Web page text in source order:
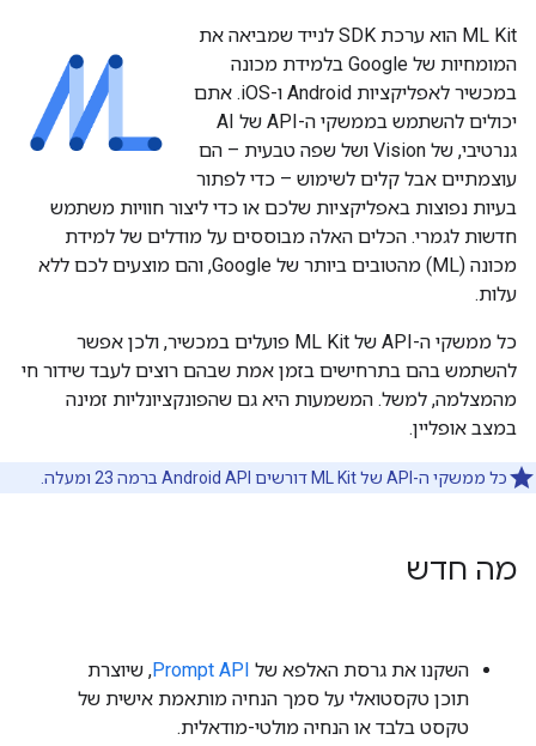
‫ML Kit הוא ערכת SDK לנייד שמביאה את
המומחיות של Google בלמידת מכונה
במכשיר לאפליקציות Android ו-iOS. אתם
יכולים להשתמש בממשקי ה-API של AI
גנרטיבי, של Vision ושל שפה טבעית – הם
עוצמתיים אבל קלים לשימוש – כדי לפתור
בעיות נפוצות באפליקציות שלכם או כדי ליצור חוויות משתמש
חדשות לגמרי. הכלים האלה מבוססים על מודלים של למידת
מכונה (ML) מהטובים ביותר של Google, והם מוצעים לכם ללא
עלות.
כל ממשקי ה-API של ML Kit פועלים במכשיר, ולכן אפשר
להשתמש בהם בתרחישים בזמן אמת שבהם רוצים לעבד שידור חי
מהמצלמה, למשל. המשמעות היא גם שהפונקציונליות זמינה
במצב אופליין.
כל ממשקי ה-API של ML Kit דורשים Android API ברמה 23 ומעלה.
מה חדש
השקנו את גרסת האלפא של Prompt API, שיוצרת
תוכן טקסטואלי על סמך הנחיה מותאמת אישית של
טקסט בלבד או הנחיה מולטי-מודאלית.